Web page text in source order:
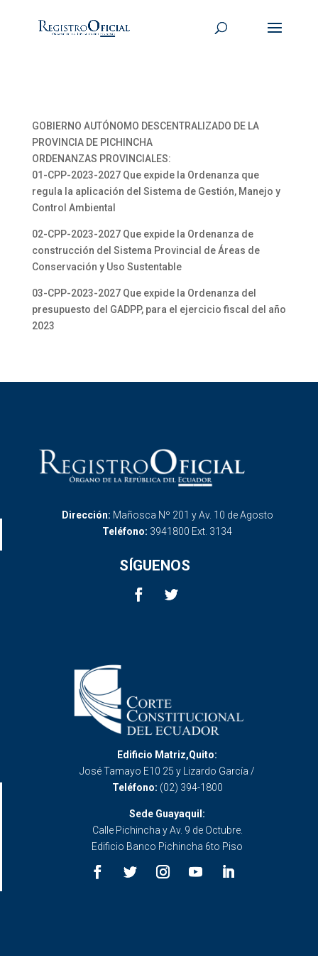
GOBIERNO AUTÓNOMO DESCENTRALIZADO DE LA
PROVINCIA DE PICHINCHA
ORDENANZAS PROVINCIALES:
01-CPP-2023-2027 Que expide la Ordenanza que
regula la aplicación del Sistema de Gestión, Manejo y
Control Ambiental
02-CPP-2023-2027 Que expide la Ordenanza de
construcción del Sistema Provincial de Áreas de
Conservación y Uso Sustentable
03-CPP-2023-2027 Que expide la Ordenanza del
presupuesto del GADPP, para el ejercicio fiscal del año
2023
Dirección: Mañosca Nº 201 y Av. 10 de Agosto
Teléfono: 3941800 Ext. 3134
SÍGUENOS
Edificio Matriz,Quito:
José Tamayo E10 25 y Lizardo García /
Teléfono: (02) 394-1800
Sede Guayaquil:
Calle Pichincha y Av. 9 de Octubre.
Edificio Banco Pichincha 6to Piso